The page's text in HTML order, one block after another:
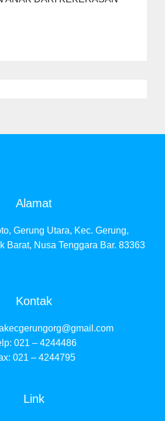
Alamat
Gerung Utara, Kec. Gerung,
Barat, Nusa Tenggara Bar. 83363
Kontak
021 – 4244486
021 – 4244795
Link